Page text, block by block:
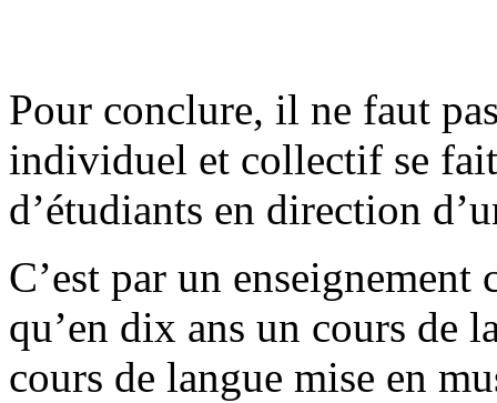
Pour conclure, il ne faut
individuel et collectif se
d’étudiants en direction
C’est par un
qu’en dix ans un cours de
cours de langue mise en